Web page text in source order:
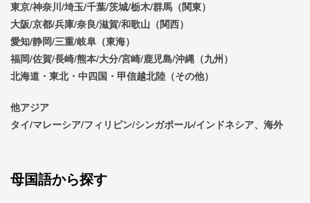
東京/神奈川/埼玉/千葉/茨城/栃木/群馬（関東）
大阪/京都/兵庫/奈良/滋賀/和歌山（関西）
愛知/静岡/三重/岐阜（東海）
福岡/佐賀/長崎/熊本/大分/宮崎/鹿児島/沖縄（九州）
北海道・東北・中四国・甲信越北陸（その他）
他アジア
タイ/マレーシア/フィリピン/シンガポール/インドネシア、海外
母国語から探す